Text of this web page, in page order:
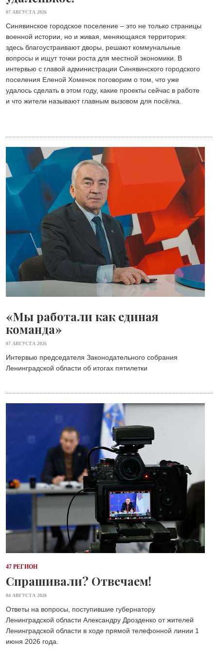
07 АВГУСТА 2026
Синявинское городское поселение – это не только страницы
военной истории, но и живая, меняющаяся территория:
здесь благоустраивают дворы, решают коммунальные
вопросы и ищут точки роста для местной экономики. В
интервью с главой администрации Синявинского городского
поселения Еленой Хоменок поговорим о том, что уже
удалось сделать в этом году, какие проекты сейчас в работе
и что жители называют главным вызовом для посёлка.
«Мы работали как единая
команда»
07 АВГУСТА 2026
Интервью председателя Законодательного собрания
Ленинградской области об итогах пятилетки
47 РЕГИОН
Спрашивали? Отвечаем!
04 АВГУСТА 2026
Ответы на вопросы, поступившие губернатору
Ленинградской области Александру Дрозденко от жителей
Ленинградской области в ходе прямой телефонной линии 1
июня 2026 года.